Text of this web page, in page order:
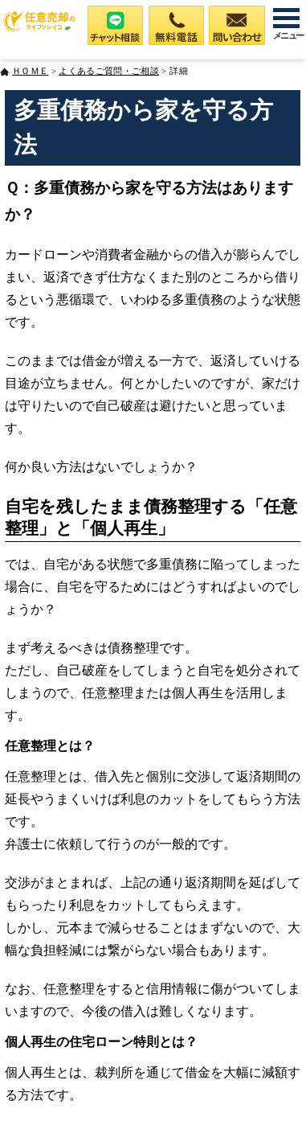
メニュー
ＨＯＭＥ > よくあるご質問・ご相談 > 詳細
多重債務から家を守る方
法
Ｑ：多重債務から家を守る方法はあります
か？
カードローンや消費者金融からの借入が膨らんでし
まい、返済できず仕方なくまた別のところから借り
るという悪循環で、いわゆる多重債務のような状態
です。
このままでは借金が増える一方で、返済していける
目途が立ちません。何とかしたいのですが、家だけ
は守りたいので自己破産は避けたいと思っていま
す。
何か良い方法はないでしょうか？
自宅を残したまま債務整理する「任意
整理」と「個人再生」
では、自宅がある状態で多重債務に陥ってしまった
場合に、自宅を守るためにはどうすればよいのでし
ょうか？
まず考えるべきは債務整理です。
ただし、自己破産をしてしまうと自宅を処分されて
しまうので、任意整理または個人再生を活用しま
す。
任意整理とは？
任意整理とは、借入先と個別に交渉して返済期間の
延長やうまくいけば利息のカットをしてもらう方法
です。
弁護士に依頼して行うのが一般的です。
交渉がまとまれば、上記の通り返済期間を延ばして
もらったり利息をカットしてもらえます。
しかし、元本まで減らせることはまずないので、大
幅な負担軽減には繋がらない場合もあります。
なお、任意整理をすると信用情報に傷がついてしま
いますので、今後の借入は難しくなります。
個人再生の住宅ローン特則とは？
個人再生とは、裁判所を通じて借金を大幅に減額す
る方法です。